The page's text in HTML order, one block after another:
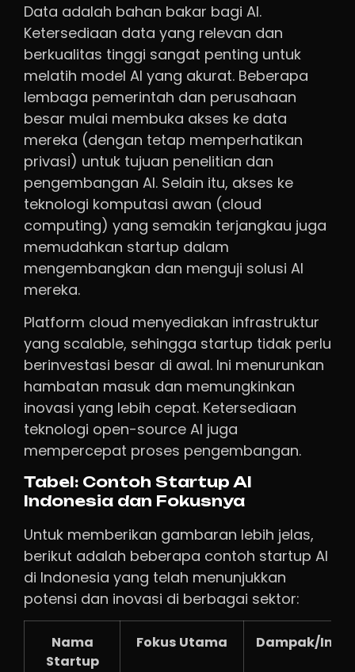
Data adalah bahan bakar bagi AI.
Ketersediaan data yang relevan dan
berkualitas tinggi sangat penting untuk
melatih model AI yang akurat. Beberapa
lembaga pemerintah dan perusahaan
besar mulai membuka akses ke data
mereka (dengan tetap memperhatikan
privasi) untuk tujuan penelitian dan
pengembangan AI. Selain itu, akses ke
teknologi komputasi awan (cloud
computing) yang semakin terjangkau juga
memudahkan startup dalam
mengembangkan dan menguji solusi AI
mereka.
Platform cloud menyediakan infrastruktur
yang scalable, sehingga startup tidak perlu
berinvestasi besar di awal. Ini menurunkan
hambatan masuk dan memungkinkan
inovasi yang lebih cepat. Ketersediaan
teknologi open-source AI juga
mempercepat proses pengembangan.
Tabel: Contoh Startup AI
Indonesia dan Fokusnya
Untuk memberikan gambaran lebih jelas,
berikut adalah beberapa contoh startup AI
di Indonesia yang telah menunjukkan
potensi dan inovasi di berbagai sektor:
Nama
Startup
Fokus Utama Dampak/